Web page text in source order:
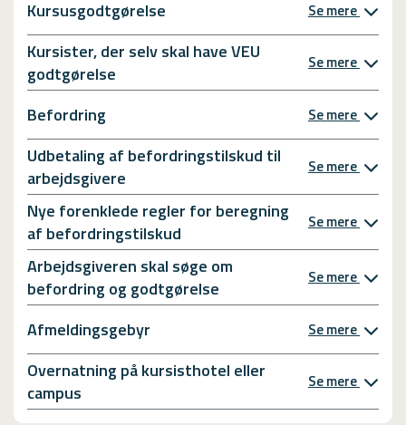
Kursusgodtgørelse Se mere
Kursister, der selv skal have VEU
godtgørelse
Se mere
Befordring Se mere
Udbetaling af befordringstilskud til
arbejdsgivere
Se mere
Nye forenklede regler for beregning
af befordringstilskud
Se mere
Arbejdsgiveren skal søge om
befordring og godtgørelse
Se mere
Afmeldingsgebyr Se mere
Overnatning på kursisthotel eller
campus
Se mere